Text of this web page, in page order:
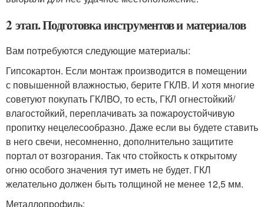
2 этап. Подготовка инструментов и материалов
Вам потребуются следующие материалы:
Гипсокартон. Если монтаж производится в помещении
с повышенной влажностью, берите ГКЛВ. И хотя многие
советуют покупать ГКЛВО, то есть, ГКЛ огнестойкий/
влагостойкий, переплачивать за пожароустойчивую
пропитку нецелесообразно. Даже если вы будете ставить
в него свечи, несомненно, дополнительно защитите
портал от возгорания. Так что стойкость к открытому
огню особого значения тут иметь не будет. ГКЛ
желательно должен быть толщиной не менее 12,5 мм.
Металлопрофиль: